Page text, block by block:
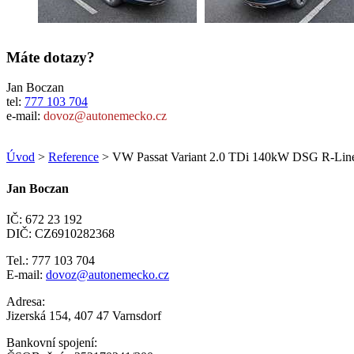
Máte dotazy?
Jan Boczan
tel: 777 103 704
e-mail: dovoz@autonemecko.cz
Úvod > Reference > VW Passat Variant 2.0 TDi 140kW DSG R-
Jan Boczan
IČ: 672 23 192
DIČ: CZ6910282368
Tel.: 777 103 704
E-mail: dovoz@autonemecko.cz
Adresa:
Jizerská 154, 407 47 Varnsdorf
Bankovní spojení: